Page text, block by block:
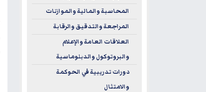
المحاسبة والمالية والموازنات
المراجعة والتدقيق والرقابة
العلاقات العامة والإعلام
والبروتوكول والدبلوماسية
دورات تدريبية في الحوكمة
والامتثال